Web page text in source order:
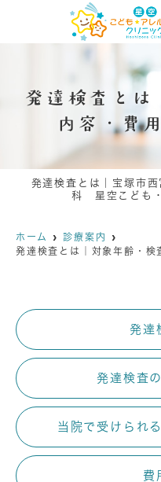
発達検査とは
内容・費
発達検査とは｜宝塚市
科 星空こども
ホーム
診療案内
発達検査とは｜対象年齢・検
発達
発達検査
当院で受けられ
費